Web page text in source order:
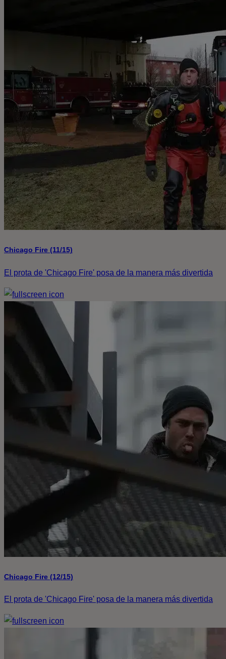
Chicago Fire (11/15)
El prota de 'Chicago Fire' posa de la manera más divertida
Chicago Fire (12/15)
El prota de 'Chicago Fire' posa de la manera más divertida